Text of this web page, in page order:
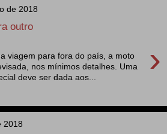
de 2018
outro
›
viagem para fora do país, a moto
nos mínimos detalhes. Uma
deve ser dada aos...
2018